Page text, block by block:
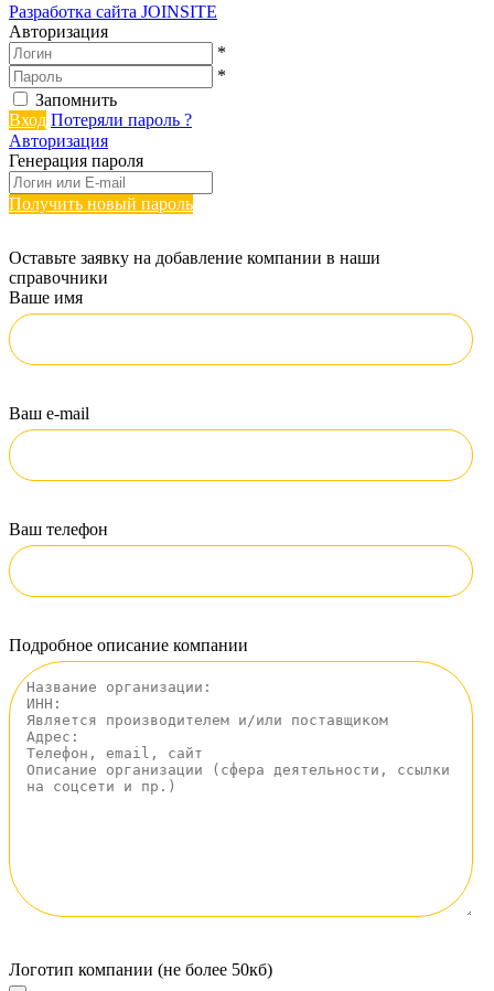
Разработка сайта JOINSITE
Авторизация
*
*
Запомнить
Вход Потеряли пароль ?
Авторизация
Генерация пароля
Получить новый пароль
Оставьте заявку на добавление компании в наши
справочники
Ваше имя
Ваш e-mail
Ваш телефон
Подробное описание компании
Логотип компании (не более 50кб)